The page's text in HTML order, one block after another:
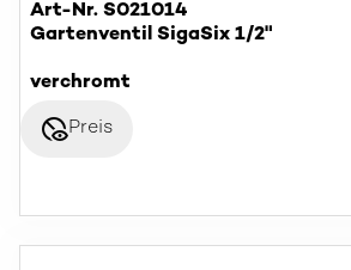
Art-Nr. S021014
Gartenventil SigaSix 1/2"
verchromt
disabled_visiblePreis